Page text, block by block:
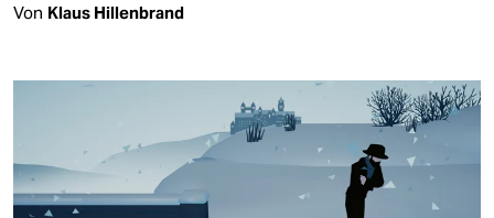
Von Klaus Hillenbrand